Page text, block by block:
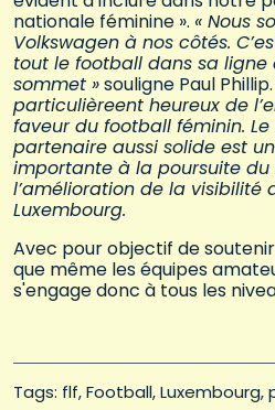
nationale féminine ». « Nous
Volkswagen à nos côtés.
tout le football dans sa
sommet »souligne Paul Phillip.
particulièreent heureux de
faveur du football féminin. Le
partenaire aussi solide est
importante à la poursuite
l’amélioration de la visibilité
Luxembourg.
Avec pour objectif de
que même les équipes
s'engage donc à tous les
Tags: flf Football Luxembourg